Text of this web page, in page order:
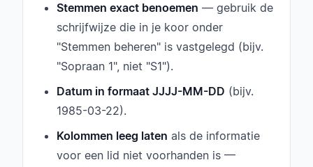
Stemmen exact benoemen — gebruik de
schrijfwijze die in je koor onder
"Stemmen beheren" is vastgelegd (bijv.
"Sopraan 1", niet "S1").
Datum in formaat JJJJ-MM-DD (bijv.
1985-03-22).
Kolommen leeg laten als de informatie
voor een lid niet voorhanden is —